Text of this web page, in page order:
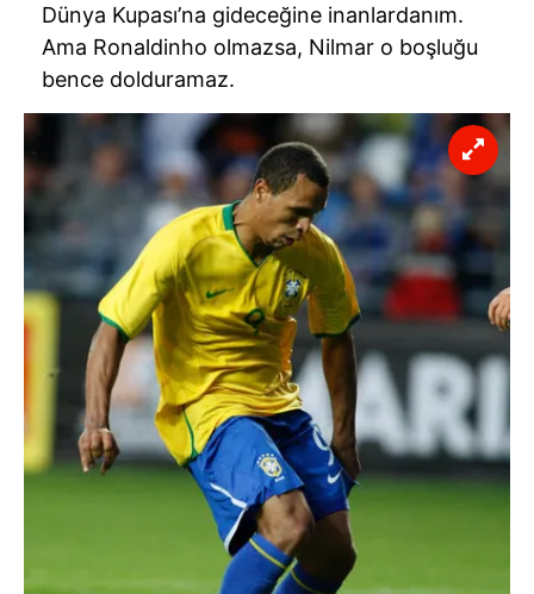
Dünya Kupası’na gideceğine inanlardanım.
Ama Ronaldinho olmazsa, Nilmar o boşluğu
bence dolduramaz.